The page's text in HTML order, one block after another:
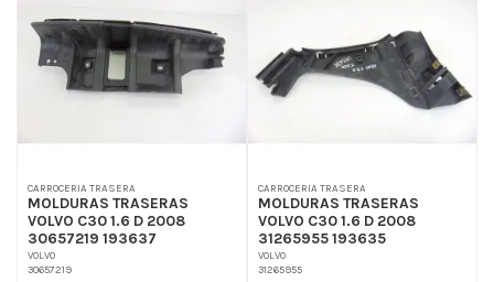
CARROCERIA TRASERA
MOLDURAS TRASERAS
VOLVO C30 1.6 D 2008
30657219 193637
VOLVO
30657219
CARROCERIA TRASERA
MOLDURAS TRASERAS
VOLVO C30 1.6 D 2008
31265955 193635
VOLVO
31265955